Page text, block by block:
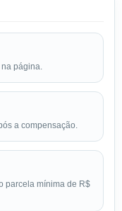
página.
a compensação.
parcela mínima de R$